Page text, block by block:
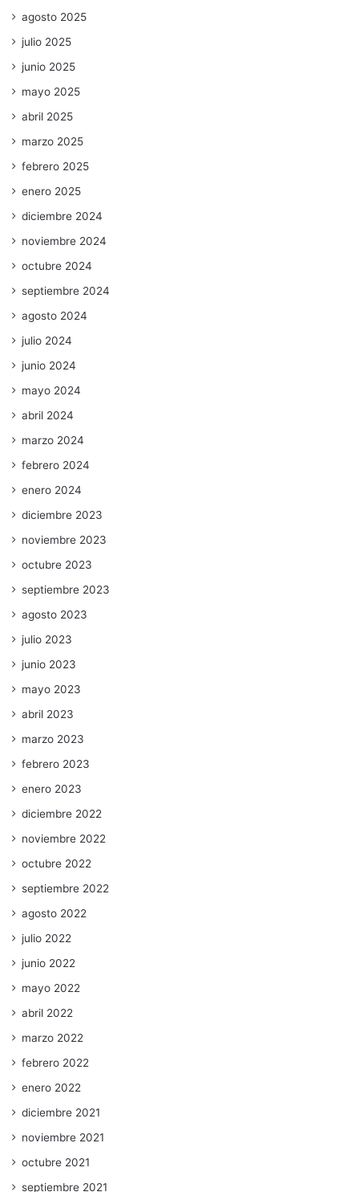
agosto 2025
julio 2025
junio 2025
mayo 2025
abril 2025
marzo 2025
febrero 2025
enero 2025
diciembre 2024
noviembre 2024
octubre 2024
septiembre 2024
agosto 2024
julio 2024
junio 2024
mayo 2024
abril 2024
marzo 2024
febrero 2024
enero 2024
diciembre 2023
noviembre 2023
octubre 2023
septiembre 2023
agosto 2023
julio 2023
junio 2023
mayo 2023
abril 2023
marzo 2023
febrero 2023
enero 2023
diciembre 2022
noviembre 2022
octubre 2022
septiembre 2022
agosto 2022
julio 2022
junio 2022
mayo 2022
abril 2022
marzo 2022
febrero 2022
enero 2022
diciembre 2021
noviembre 2021
octubre 2021
septiembre 2021